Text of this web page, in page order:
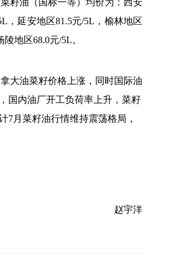
籽油（国标一等）均价为：西安
，延安地区81.5元/5L，榆林地区
地区68.0元/5L。
大油菜籽价格上涨，同时国际油
国内油厂开工负荷率上升，菜籽
7月菜籽油行情维持震荡格局，
赵宇洋